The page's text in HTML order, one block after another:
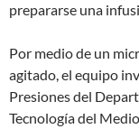
prepararse una
Por medio de un
agitado, el equipo
Presiones del
Tecnología del